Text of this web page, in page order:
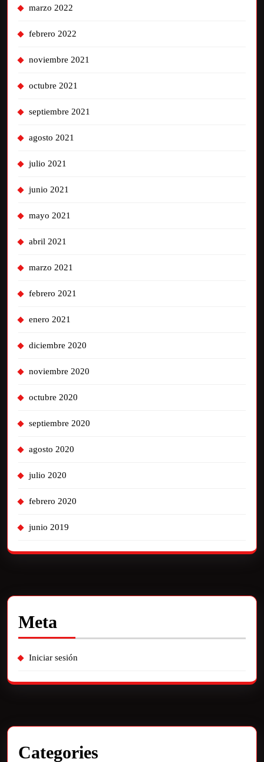
marzo 2022
febrero 2022
noviembre 2021
octubre 2021
septiembre 2021
agosto 2021
julio 2021
junio 2021
mayo 2021
abril 2021
marzo 2021
febrero 2021
enero 2021
diciembre 2020
noviembre 2020
octubre 2020
septiembre 2020
agosto 2020
julio 2020
febrero 2020
junio 2019
Meta
Iniciar sesión
Categories